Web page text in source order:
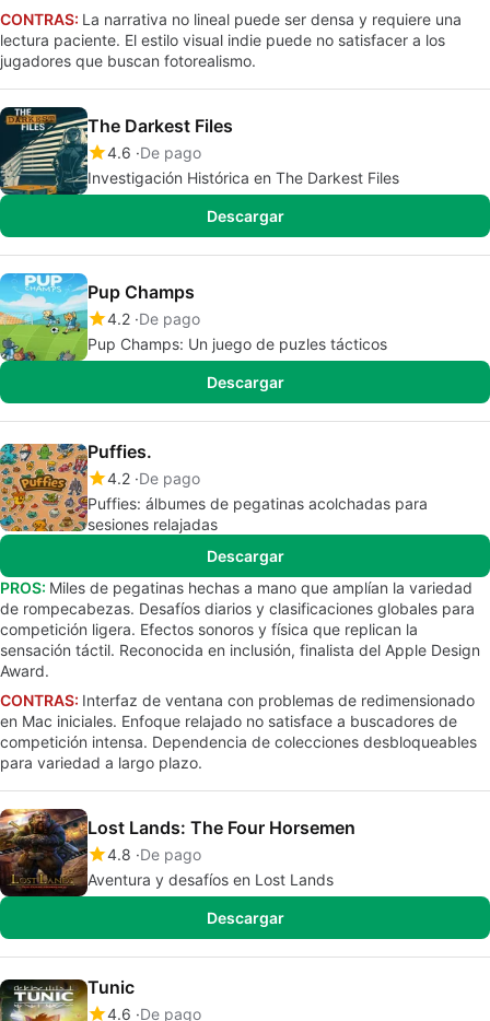
CONTRAS: La narrativa no lineal puede ser densa y requiere una
lectura paciente. El estilo visual indie puede no satisfacer a los
jugadores que buscan fotorealismo.
The Darkest Files
4.6 De pago
Investigación Histórica en The Darkest Files
Descargar
Pup Champs
4.2 De pago
Pup Champs: Un juego de puzles tácticos
Descargar
Puffies.
4.2 De pago
Puffies: álbumes de pegatinas acolchadas para
sesiones relajadas
Descargar
PROS: Miles de pegatinas hechas a mano que amplían la variedad
de rompecabezas. Desafíos diarios y clasificaciones globales para
competición ligera. Efectos sonoros y física que replican la
sensación táctil. Reconocida en inclusión, finalista del Apple Design
Award.
CONTRAS: Interfaz de ventana con problemas de redimensionado
en Mac iniciales. Enfoque relajado no satisface a buscadores de
competición intensa. Dependencia de colecciones desbloqueables
para variedad a largo plazo.
Lost Lands: The Four Horsemen
4.8 De pago
Aventura y desafíos en Lost Lands
Descargar
Tunic
4.6 De pago